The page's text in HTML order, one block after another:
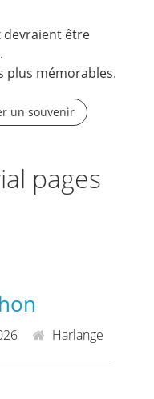
devraient être
plus mémorables.
un souvenir
pages
Harlange